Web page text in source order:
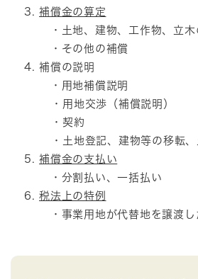
補償金の算定
・土地、建物、工作物、立木
・その他の補償
補償の説明
・用地補償説明
・用地交渉（補償説明）
・契約
・土地登記、建物等の移転、
補償金の支払い
・分割払い、一括払い
税法上の特例
・事業用地が代替地を譲渡し